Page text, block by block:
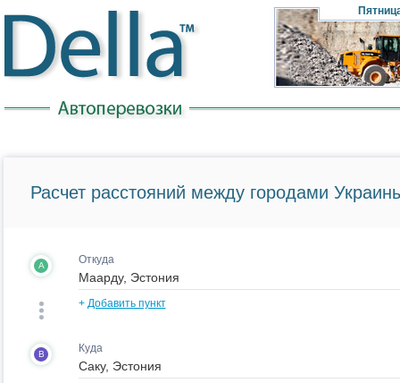
Расчет расстояний между городами
A Откуда
+ Добавить пункт
B Куда